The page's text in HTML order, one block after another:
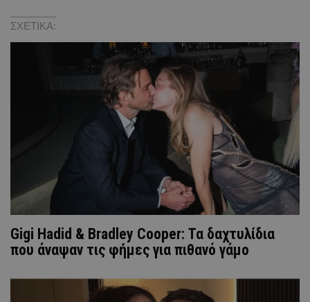
ΣΧΕΤΙΚΑ:
Gigi Hadid & Bradley Cooper: Τα δαχτυλίδια
που άναψαν τις φήμες για πιθανό γάμο